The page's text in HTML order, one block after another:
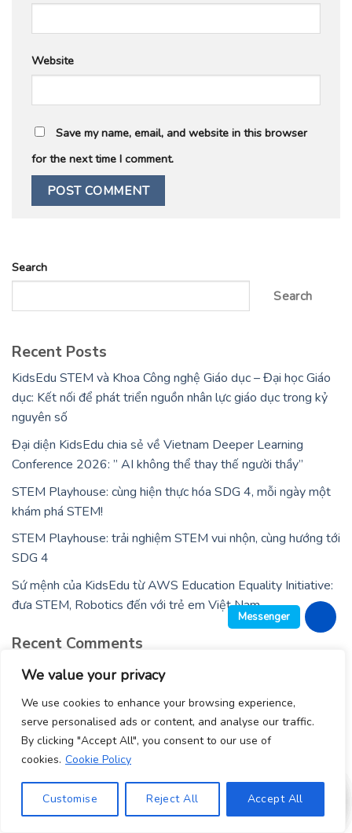
We value your privacy
We use cookies to enhance your browsing experience,
serve personalised ads or content, and analyse our traffic.
By clicking "Accept All", you consent to our use of
cookies. Cookie Policy
Customise Reject All Accept All
Website
Save my name, email, and website in this browser
for the next time I comment.
Search
Search
Recent Posts
KidsEdu STEM và Khoa Công nghệ Giáo dục – Đại học Giáo
dục: Kết nối để phát triển nguồn nhân lực giáo dục trong kỷ
nguyên số
Đại diện KidsEdu chia sẻ về Vietnam Deeper Learning
Conference 2026: ” AI không thể thay thế người thầy”
STEM Playhouse: cùng hiện thực hóa SDG 4, mỗi ngày một
khám phá STEM!
STEM Playhouse: trải nghiệm STEM vui nhộn, cùng hướng tới
SDG 4
Sứ mệnh của KidsEdu từ AWS Education Equality Initiative:
đưa STEM, Robotics đến với trẻ em Việt Nam
Recent Comments
No comments to show.
TRANG CHỦ KIDSEDU AI+STEM TIN TỨC
MỸ THUẬT STEM
TÀI NGUYÊN AI+STEM
1900 0362
Messenger